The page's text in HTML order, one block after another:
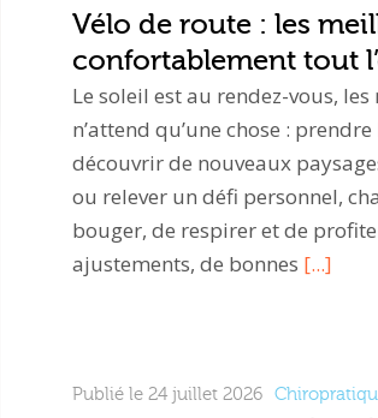
Vélo de route : les
confortablement tout
Le soleil est au rendez-vous,
n’attend qu’une chose :
découvrir de nouveaux
ou relever un défi personnel,
bouger, de respirer et de
ajustements, de bonnes [...]
Publié le 24 juillet 2026